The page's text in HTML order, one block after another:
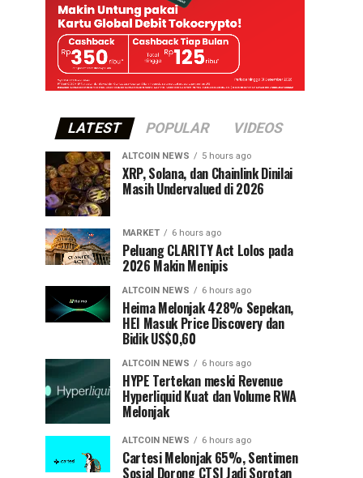
LATEST POPULAR VIDEOS
ALTCOIN NEWS 5 hours ago
XRP, Solana, dan Chainlink Dinilai
Masih Undervalued di 2026
MARKET 6 hours ago
Peluang CLARITY Act Lolos pada
2026 Makin Menipis
ALTCOIN NEWS 6 hours ago
Heima Melonjak 428% Sepekan,
HEI Masuk Price Discovery dan
Bidik US$0,60
ALTCOIN NEWS 6 hours ago
HYPE Tertekan meski Revenue
Hyperliquid Kuat dan Volume RWA
Melonjak
ALTCOIN NEWS 6 hours ago
Cartesi Melonjak 65%, Sentimen
Sosial Dorong CTSI Jadi Sorotan